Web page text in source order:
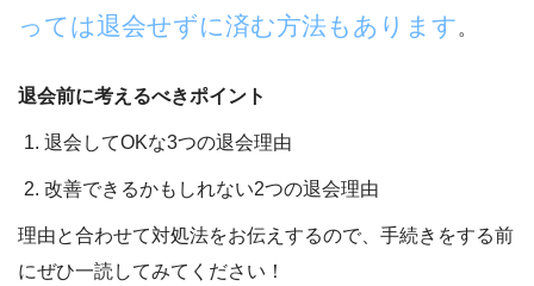
っては退会せずに済む方法もあります 。
退会前に考えるべきポイント
退会してOKな3つの退会理由
改善できるかもしれない2つの退会理由
理由と合わせて対処法をお伝えするので、手続きをする前
にぜひ一読してみてください！